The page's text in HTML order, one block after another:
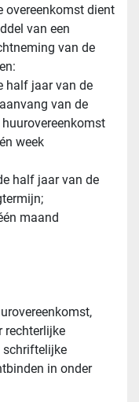
overeenkomst dient
van een
van de
half jaar van de
van de
week
half jaar van de
maand
rechterlijke
schriftelijke
in onder